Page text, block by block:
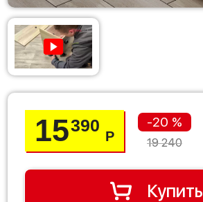
15390
Р
-20 %
19 240
Купить